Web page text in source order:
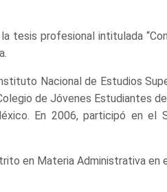
tesis profesional intitulada
Nacional de Estudios
de Jóvenes Estudiantes
En 2006, participó en el
en Materia Administrativa en